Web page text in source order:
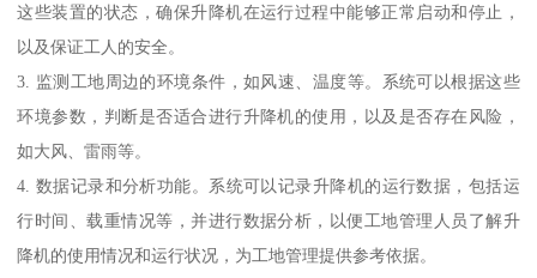
这些装置的状态，确保升降机在运行过程中能够正常启动和停止，
以及保证工人的安全。
3. 监测工地周边的环境条件，如风速、温度等。系统可以根据这些
环境参数，判断是否适合进行升降机的使用，以及是否存在风险，
如大风、雷雨等。
4. 数据记录和分析功能。系统可以记录升降机的运行数据，包括运
行时间、载重情况等，并进行数据分析，以便工地管理人员了解升
降机的使用情况和运行状况，为工地管理提供参考依据。